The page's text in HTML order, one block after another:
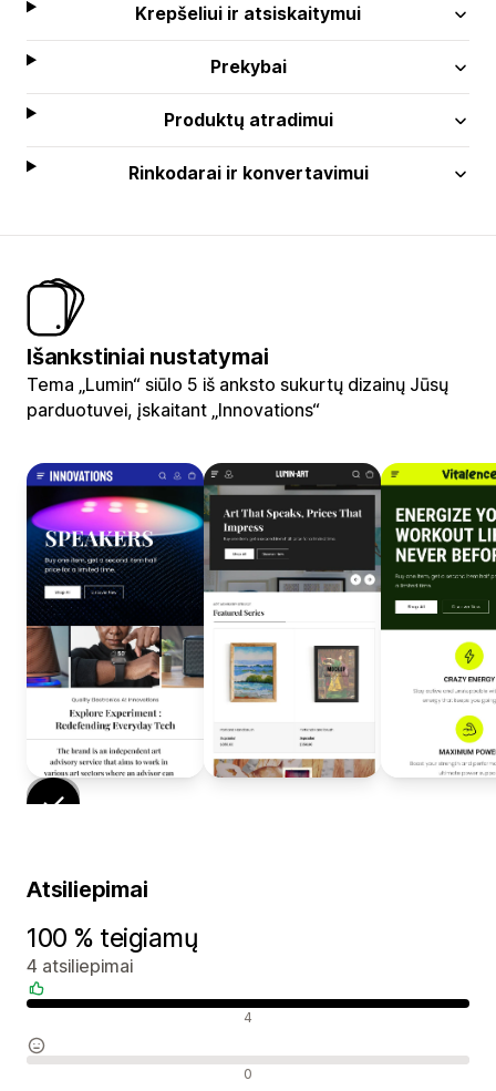
Krepšeliui ir atsiskaitymui
Prekybai
Produktų atradimui
Rinkodarai ir konvertavimui
Išankstiniai nustatymai
Tema „Lumin“ siūlo 5 iš anksto sukurtų dizainų Jūsų
parduotuvei, įskaitant „Innovations“
Atsiliepimai
100 % teigiamų
4 atsiliepimai
4
0